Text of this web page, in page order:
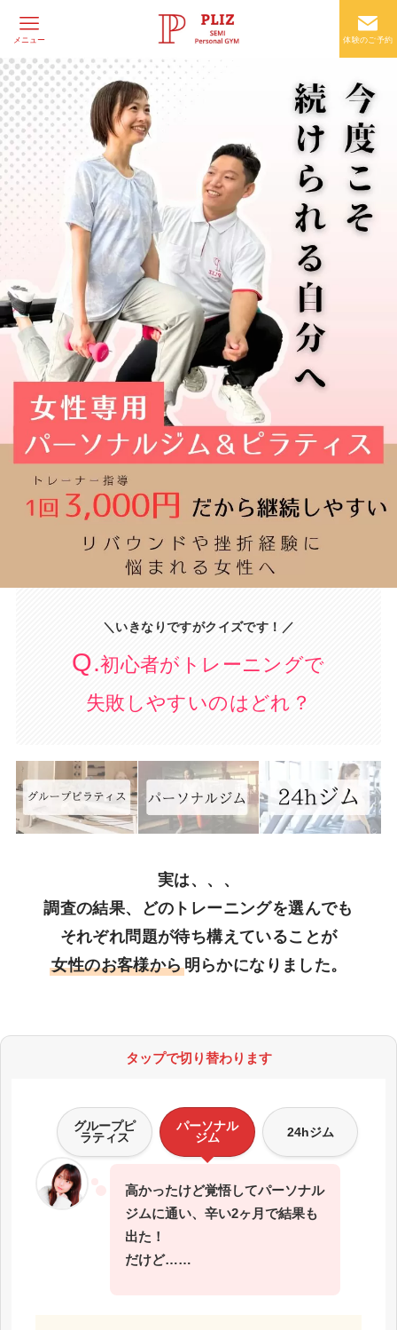
体験のご予約
メニュー
＼いきなりですがクイズです！／
Q.初心者がトレーニングで
失敗しやすいのはどれ？
実は、、、
調査の結果、どのトレーニングを選んでも
それぞれ問題が待ち構えていることが
女性のお客様から明らかになりました。
タップで切り替わります
グループピ
ラティス
パーソナル
ジム
24hジム
高かったけど覚悟してパーソナル
ジムに通い、辛い2ヶ月で結果も
出た！
だけど……